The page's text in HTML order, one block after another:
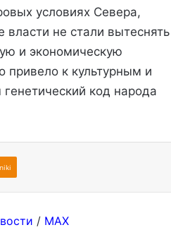
условиях Севера,
не стали вытеснять
и экономическую
привело к культурным и
код народа
/ MAX